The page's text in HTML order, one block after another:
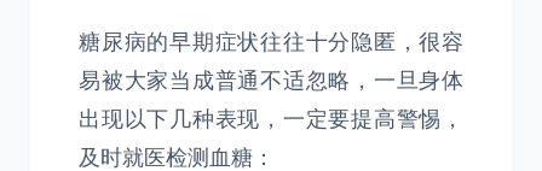
糖尿病的早期症状往往十分隐匿，很容
易被大家当成普通不适忽略，一旦身体
出现以下几种表现，一定要提高警惕，
及时就医检测血糖：